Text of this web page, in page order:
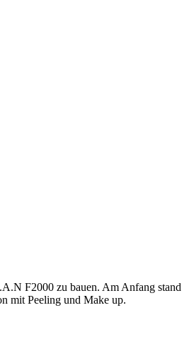
F2000 zu bauen. Am Anfang stand
mit Peeling und Make up.